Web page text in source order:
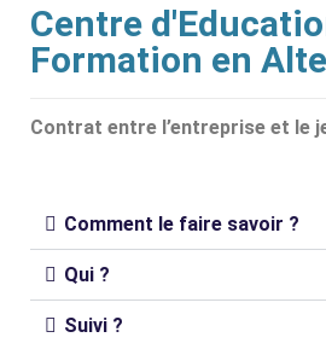
Centre
Formation en
Contrat entre l’entreprise et le
Comment le faire savoir ?
Qui ?
Suivi ?